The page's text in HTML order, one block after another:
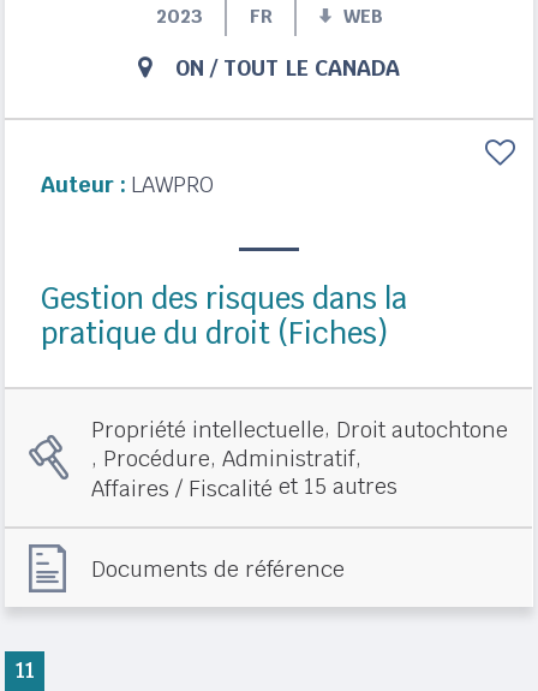
2023 FR WEB
ON / TOUT LE CANADA
Auteur : LAWPRO
Gestion des risques dans la
pratique du droit (Fiches)
Propriété intellectuelle, Droit autochtone
, Procédure, Administratif,
Affaires / Fiscalité et 15 autres
Documents de référence
11